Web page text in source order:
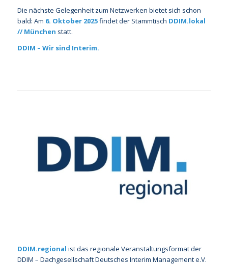
Die nächste Gelegenheit zum Netzwerken bietet sich schon
bald: Am 6. Oktober 2025findet der Stammtisch DDIM.lokal
// München statt.
DDIM – Wir sind Interim.
DDIM.regional ist das regionale Veranstaltungsformat der
DDIM – Dachgesellschaft Deutsches Interim Management e.V.